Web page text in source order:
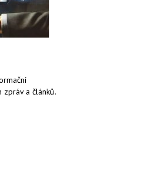
zpráv a článků.